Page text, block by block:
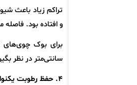
و افتاده بود.
سانتی‌متر در نظر
۴. حفظ رطوبت یکنواخت خاک